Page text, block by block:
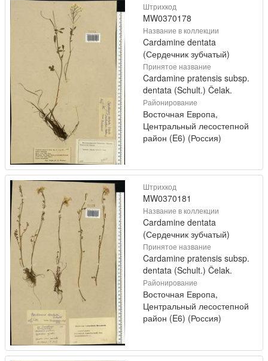
Штрихкод
MW0370178
Название в коллекции
Cardamine dentata
(Сердечник зубчатый)
Принятое название
Cardamine pratensis subsp.
dentata (Schult.) Čelak.
Районирование
Восточная Европа,
Центральный лесостепной
район (E6) (Россия)
Штрихкод
MW0370181
Название в коллекции
Cardamine dentata
(Сердечник зубчатый)
Принятое название
Cardamine pratensis subsp.
dentata (Schult.) Čelak.
Районирование
Восточная Европа,
Центральный лесостепной
район (E6) (Россия)